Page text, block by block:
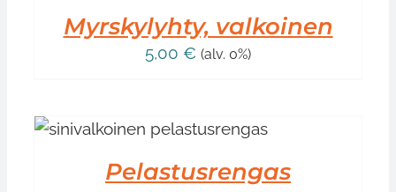
Myrskylyhty, valkoinen
5,00 € (alv. 0%)
Pelastusrengas